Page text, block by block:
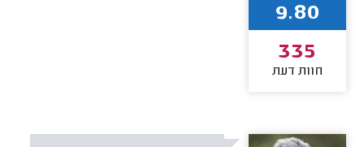
9.80
335
חוות דעת